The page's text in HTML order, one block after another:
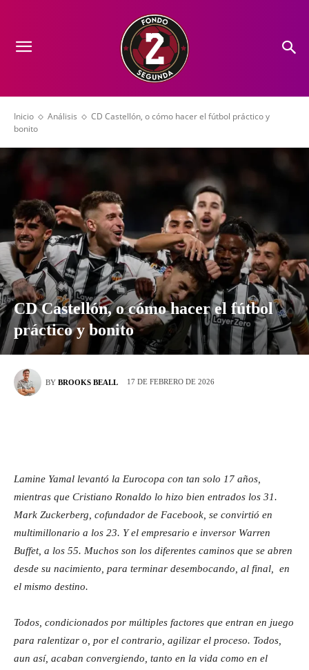
Inicio Análisis
CD Castellón, o cómo hacer el fútbol práctico y
bonito
CD Castellón, o cómo hacer el fútbol
práctico y bonito
BY BROOKS BEALL 17 DE FEBRERO DE 2026
Lamine Yamal levantó la Eurocopa con tan solo 17 años,
mientras que Cristiano Ronaldo lo hizo bien entrados los 31.
Mark Zuckerberg, cofundador de Facebook, se convirtió en
multimillonario a los 23. Y el empresario e inversor Warren
Buffet, a los 55. Muchos son los diferentes caminos que se abren
desde su nacimiento, para terminar desembocando, al final, en
el mismo destino.
Todos, condicionados por múltiples factores que entran en juego
para ralentizar o, por el contrario, agilizar el proceso. Todos,
aun así, acaban convergiendo, tanto en la vida como en el